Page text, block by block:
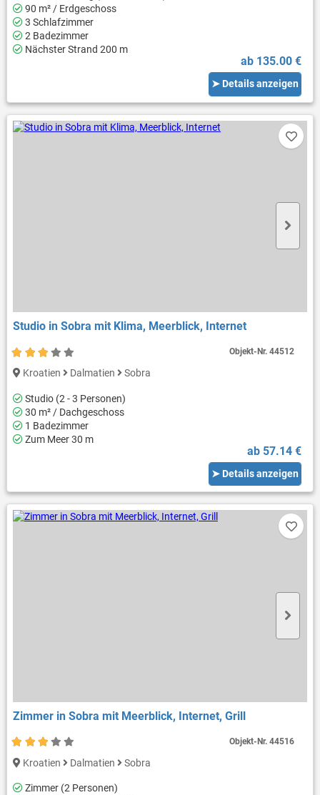
90 m² / Erdgeschoss
3 Schlafzimmer
2 Badezimmer
Nächster Strand 200 m
ab 135.00 €
➤ Details anzeigen
Studio in Sobra mit Klima, Meerblick, Internet
Kroatien Dalmatien Sobra
Studio (2 - 3 Personen)
30 m² / Dachgeschoss
1 Badezimmer
Zum Meer 30 m
ab 57.14 €
➤ Details anzeigen
Objekt-Nr.44512
Zimmer in Sobra mit Meerblick, Internet, Grill
Kroatien Dalmatien Sobra
Zimmer (2 Personen)
Objekt-Nr.44516